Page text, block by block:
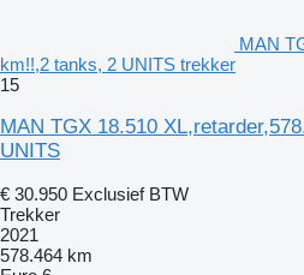
MAN
km!!,2 tanks, 2 UNITS trekker
15
MAN TGX 18.510
UNITS
€ 30.950 Exclusief BTW
Trekker
2021
578.464 km